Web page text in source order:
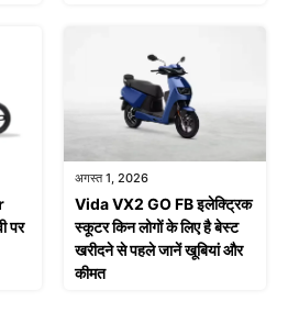
पर
अगस्त 1, 2026
Vida VX2 GO FB इलेक्ट्रिक
स्कूटर किन लोगों के लिए है बेस्ट
खरीदने से पहले जानें खूबियां और
कीमत